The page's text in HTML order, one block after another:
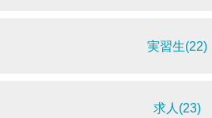
実習生(22)
求人(23)